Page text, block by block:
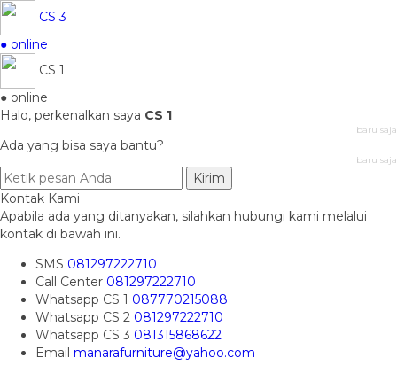
CS 3
● online
CS 1
● online
Halo, perkenalkan saya CS 1
baru saja
Ada yang bisa saya bantu?
baru saja
Kirim
Kontak Kami
Apabila ada yang ditanyakan, silahkan hubungi kami melalui
kontak di bawah ini.
SMS 081297222710
Call Center 081297222710
Whatsapp CS 1 087770215088
Whatsapp CS 2 081297222710
Whatsapp CS 3 081315868622
Email manarafurniture@yahoo.com